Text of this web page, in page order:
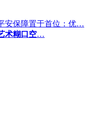
安保障置于首位：优…
术糊口空…